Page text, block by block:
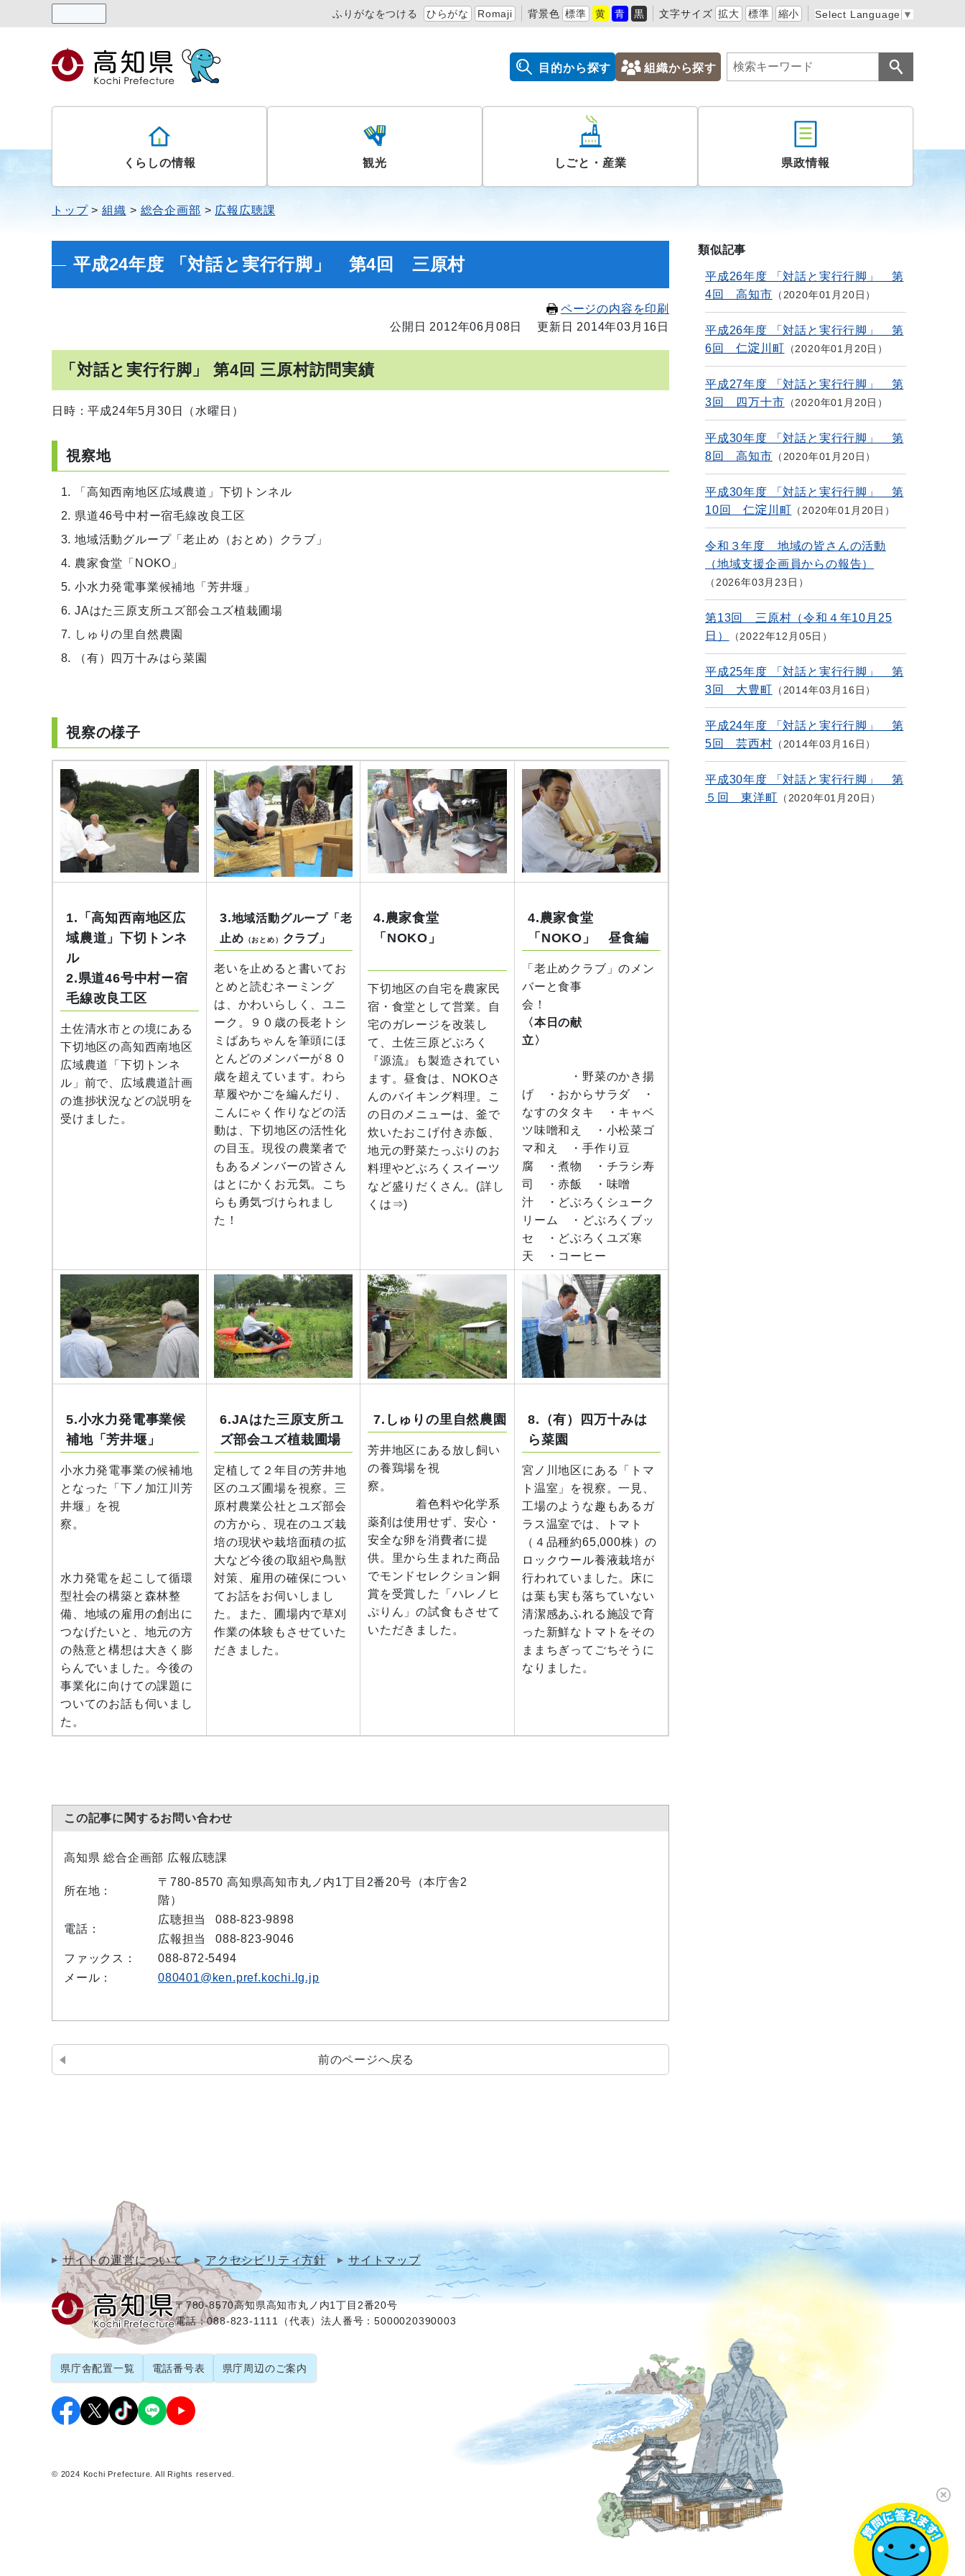
ふりがなをつける ひらがな Romaji 背景色 標準 黄 青 黒 文字サイズ 拡大 標準 縮小 Select Language ▼
目的から探す 組織から探す
くらしの情報 観光 しごと・産業 県政情報
トップ 組織 総合企画部 広報広聴課
平成24年度 「対話と実行行脚」 第4回 三原村
ページの内容を印刷
公開日 2012年06月08日
更新日 2014年03月16日
「対話と実行行脚」 第4回 三原村訪問実績
日時：平成24年5月30日（水曜日）
視察地
「高知西南地区広域農道」下切トンネル
県道46号中村ー宿毛線改良工区
地域活動グループ「老止め（おとめ）クラブ」
農家食堂「NOKO」
小水力発電事業候補地「芳井堰」
JAはた三原支所ユズ部会ユズ植栽圃場
しゅりの里自然農園
（有）四万十みはら菜園
視察の様子
1.「高知西南地区広
域農道」下切トンネ
ル
2.県道46号中村ー宿
毛線改良工区
土佐清水市との境にある
下切地区の高知西南地区
広域農道「下切トンネ
ル」前で、広域農道計画
の進捗状況などの説明を
受けました。
3.地域活動グループ「老
止め （おとめ） クラブ」
老いを止めると書いてお
とめと読むネーミング
は、かわいらしく、ユニ
ーク。９０歳の長老トシ
ミばあちゃんを筆頭にほ
とんどのメンバーが８０
歳を超えています。わら
草履やかごを編んだり、
こんにゃく作りなどの活
動は、下切地区の活性化
の目玉。現役の農業者で
もあるメンバーの皆さん
はとにかくお元気。こち
らも勇気づけられまし
た！
4.農家食堂
「NOKO」
下切地区の自宅を農家民
宿・食堂として営業。自
宅のガレージを改装し
て、土佐三原どぶろく
『源流』も製造されてい
ます。昼食は、NOKOさ
んのバイキング料理。こ
の日のメニューは、釜で
炊いたおこげ付き赤飯、
地元の野菜たっぷりのお
料理やどぶろくスイーツ
など盛りだくさん。(詳し
くは⇒)
4.農家食堂
「NOKO」 昼食編
「老止めクラブ」のメン
バーと食事
会！
〈本日の献
立〉
・野菜のかき揚
げ ・おからサラダ ・
なすのタタキ ・キャベ
ツ味噌和え ・小松菜ゴ
マ和え ・手作り豆
腐 ・煮物 ・チラシ寿
司 ・赤飯 ・味噌
汁 ・どぶろくシューク
リーム ・どぶろくブッ
セ ・どぶろくユズ寒
天 ・コーヒー
5.小水力発電事業候
補地「芳井堰」
小水力発電事業の候補地
となった「下ノ加江川芳
井堰」を視
察。
水力発電を起こして循環
型社会の構築と森林整
備、地域の雇用の創出に
つなげたいと、地元の方
の熱意と構想は大きく膨
らんでいました。今後の
事業化に向けての課題に
ついてのお話も伺いまし
た。
6.JAはた三原支所ユ
ズ部会ユズ植栽圃場
定植して２年目の芳井地
区のユズ圃場を視察。三
原村農業公社とユズ部会
の方から、現在のユズ栽
培の現状や栽培面積の拡
大など今後の取組や鳥獣
対策、雇用の確保につい
てお話をお伺いしまし
た。また、圃場内で草刈
作業の体験もさせていた
だきました。
7.しゅりの里自然農園
芳井地区にある放し飼い
の養鶏場を視
察。
着色料や化学系
薬剤は使用せず、安心・
安全な卵を消費者に提
供。里から生まれた商品
でモンドセレクション銅
賞を受賞した「ハレノヒ
ぷりん」の試食もさせて
いただきました。
8.（有）四万十みは
ら菜園
宮ノ川地区にある「トマ
ト温室」を視察。一見、
工場のような趣もあるガ
ラス温室では、トマト
（４品種約65,000株）の
ロックウール養液栽培が
行われていました。床に
は葉も実も落ちていない
清潔感あふれる施設で育
った新鮮なトマトをその
ままちぎってごちそうに
なりました。
この記事に関するお問い合わせ
高知県 総合企画部 広報広聴課
所在地：
〒780-8570 高知県高知市丸ノ内1丁目2番20号（本庁舎2
階）
電話：
広聴担当
088-823-9898
広報担当
088-823-9046
ファックス：
088-872-5494
メール：
080401@ken.pref.kochi.lg.jp
前のページへ戻る
類似記事
平成26年度 「対話と実行行脚」 第
4回 高知市
2020年01月20日
平成26年度 「対話と実行行脚」 第
6回 仁淀川町
2020年01月20日
平成27年度 「対話と実行行脚」 第
3回 四万十市
2020年01月20日
平成30年度 「対話と実行行脚」 第
8回 高知市
2020年01月20日
平成30年度 「対話と実行行脚」 第
10回 仁淀川町
2020年01月20日
令和３年度 地域の皆さんの活動
（地域支援企画員からの報告）
2026年03月23日
第13回 三原村（令和４年10月25
日）
2022年12月05日
平成25年度 「対話と実行行脚」 第
3回 大豊町
2014年03月16日
平成24年度 「対話と実行行脚」 第
5回 芸西村
2014年03月16日
平成30年度 「対話と実行行脚」 第
５回 東洋町
2020年01月20日
サイトの運営について アクセシビリティ方針 サイトマップ
〒780-8570高知県高知市丸ノ内1丁目2番20号
電話：088-823-1111（代表）法人番号：5000020390003
県庁舎配置一覧 電話番号表 県庁周辺のご案内
© 2024 Kochi Prefecture. All Rights reserved.